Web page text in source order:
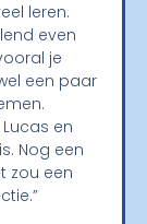
leren.
even
je
een paar
en
Nog een
zou een